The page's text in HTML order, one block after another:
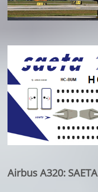
Airbus A320: SAETA